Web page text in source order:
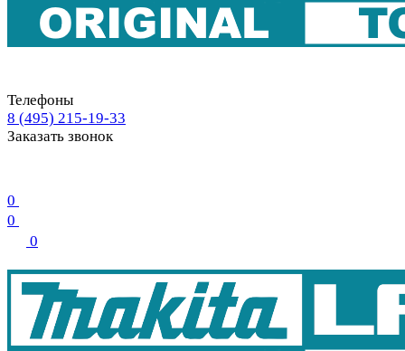
Телефоны
8 (495) 215-19-33
Заказать звонок
0
0
0